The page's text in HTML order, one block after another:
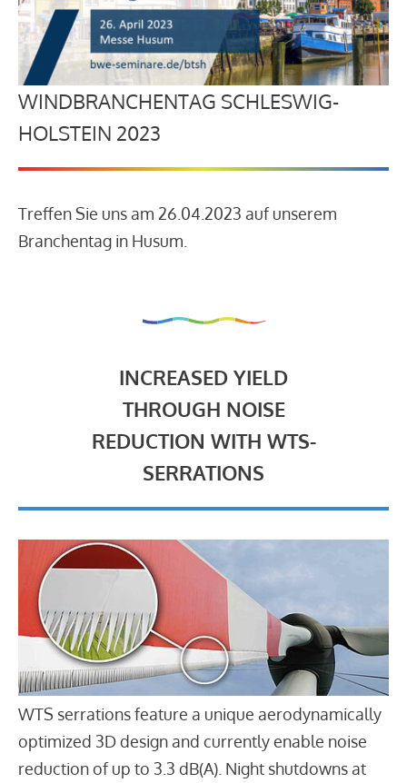
WINDBRANCHENTAG SCHLESWIG-
HOLSTEIN 2023
Treffen Sie uns am 26.04.2023 auf unserem
Branchentag in Husum.
INCREASED YIELD
THROUGH NOISE
REDUCTION WITH WTS-
SERRATIONS
WTS serrations feature a unique aerodynamically
optimized 3D design and currently enable noise
reduction of up to 3.3 dB(A). Night shutdowns at